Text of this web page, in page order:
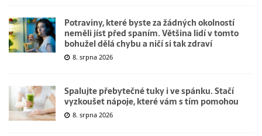
Potraviny, které byste za žádných okolností
neměli jíst před spaním. Většina lidí v tomto
bohužel dělá chybu a ničí si tak zdraví
8. srpna 2026
Spalujte přebytečné tuky i ve spánku. Stačí
vyzkoušet nápoje, které vám s tím pomohou
8. srpna 2026